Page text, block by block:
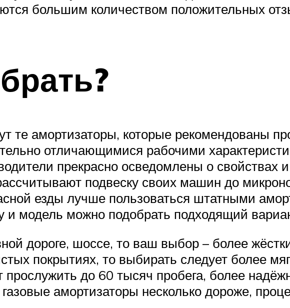
большим количеством положительных
амортизаторы, которые рекомендованы
отличающимися рабочими
прекрасно осведомлены о свойствах
подвеску своих машин до
езды лучше пользоваться штатными
и модель можно подобрать подходящий
дороге, шоссе, то ваш выбор – более
покрытиях, то выбирать следует более
до 60 тысяч пробега, более
амортизаторы несколько дороже,